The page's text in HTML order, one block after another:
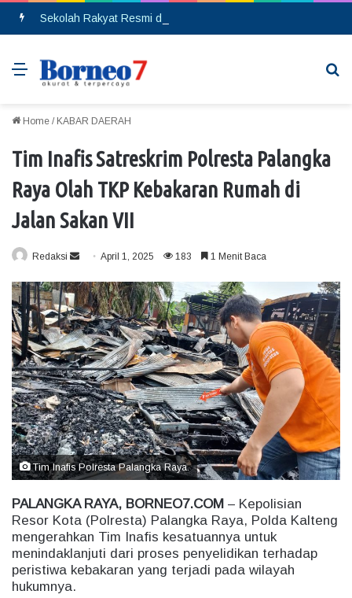
Menu
Home / KABAR DAERAH
Tim Inafis Satreskrim Polresta Palangka
Raya Olah TKP Kebakaran Rumah di
Jalan Sakan VII
Redaksi
n
d
a
n
e
m
a
i
l
April 1, 2025 183 1 Menit Baca
Tim Inafis Polresta Palangka Raya.
PALANGKA RAYA, BORNEO7.COM – Kepolisian
Resor Kota (Polresta) Palangka Raya, Polda Kalteng
mengerahkan Tim Inafis kesatuannya untuk
menindaklanjuti dari proses penyelidikan terhadap
peristiwa kebakaran yang terjadi pada wilayah
hukumnya.